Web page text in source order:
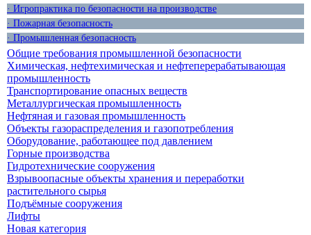
· Игропрактика по безопасности на производстве
· Пожарная безопасность
· Промышленная безопасность
Общие требования промышленной безопасности
Химическая, нефтехимическая и нефтеперерабатывающая
промышленность
Транспортирование опасных веществ
Металлургическая промышленность
Нефтяная и газовая промышленность
Объекты газораспределения и газопотребления
Оборудование, работающее под давлением
Горные производства
Гидротехнические сооружения
Взрывоопасные объекты хранения и переработки
растительного сырья
Подъёмные сооружения
Лифты
Новая категория